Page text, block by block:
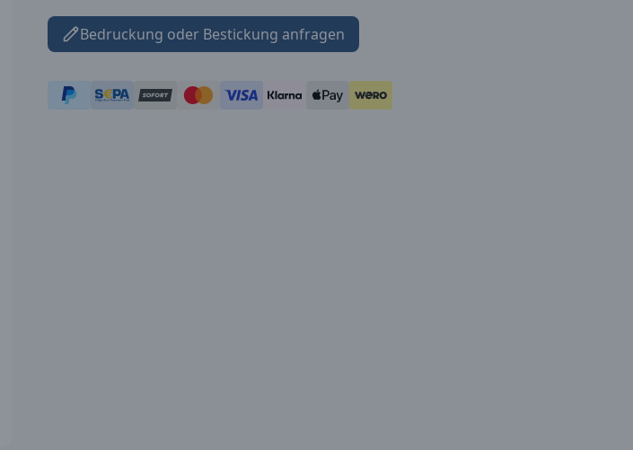
Bedruckung oder Bestickung anfragen